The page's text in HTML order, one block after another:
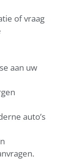
of vraag
aan uw
auto’s